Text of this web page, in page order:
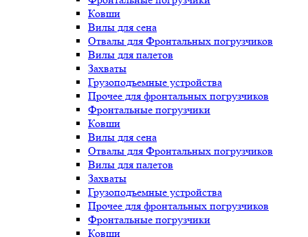
Ковши
Вилы для сена
Отвалы для Фронтальных погрузчиков
Вилы для палетов
Захваты
Грузоподъемные устройства
Прочее для фронтальных погрузчиков
Фронтальные погрузчики
Ковши
Вилы для сена
Отвалы для Фронтальных погрузчиков
Вилы для палетов
Захваты
Грузоподъемные устройства
Прочее для фронтальных погрузчиков
Фронтальные погрузчики
Ковши